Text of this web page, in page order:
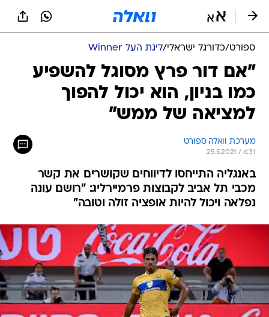
ספורט/כדורגל ישראלי/ליגת העל Winner
"אם דור פרץ מסוגל להשפיע
כמו בניון, הוא יכול להפוך
למציאה של ממש"
מערכת וואלה ספורט
25.5.2021 / 4:31
באנגליה התייחסו לדיווחים שקושרים את קשר
מכבי תל אביב לקבוצות פרמיירליג: "רושם עונה
נפלאה ויכול להיות אופציה זולה וטובה"